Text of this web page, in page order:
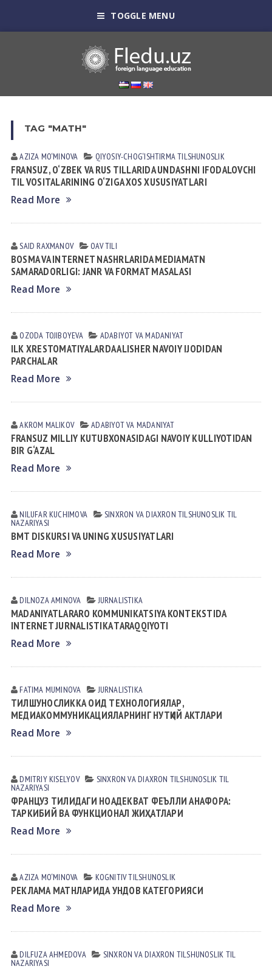
TOGGLE MENU
TAG "МАТН"
AZIZA MO‘MINOVA QIYOSIY-CHOG‘ISHTIRMA TILSHUNOSLIK
FRANSUZ, O‘ZBEK VA RUS TILLARIDA UNDASHNI IFODALOVCHI
TIL VOSITALARINING O‘ZIGA XOS XUSUSIYATLARI
Read More
SAID RAXMANOV OAV TILI
BOSMA VA INTERNET NASHRLARIDA MEDIAMATN
SAMARADORLIGI: JANR VA FORMAT MASALASI
Read More
OZODA TOJIBOYEVA АDАBIYOT VА MАDАNIYAT
ILK XRESTOMATIYALARDA ALISHER NAVOIY IJODIDAN
PARCHALAR
Read More
AKROM MALIKOV АDАBIYOT VА MАDАNIYAT
FRANSUZ MILLIY KUTUBXONASIDAGI NAVOIY KULLIYOTIDAN
BIR G‘AZAL
Read More
NILUFAR KUCHIMOVA SINXRON VА DIАXRON TILSHUNOSLIK TIL
NАZАRIYASI
BMT DISKURSI VA UNING XUSUSIYATLARI
Read More
DILNOZA АMINOVА JURNALISTIKA
MADANIYATLARARO KOMMUNIKATSIYA KONTEKSTIDA
INTERNET JURNALISTIKA TARAQQIYOTI
Read More
FATIMA MUMINOVА JURNALISTIKA
ТИЛШУНОСЛИККА ОИД ТЕХНОЛОГИЯЛАР,
МЕДИАКОММУНИКАЦИЯЛАРНИНГ НУТҚИЙ АКТЛАРИ
Read More
DMITRIY KISELYOV SINXRON VА DIАXRON TILSHUNOSLIK TIL
NАZАRIYASI
ФРАНЦУЗ ТИЛИДАГИ НОАДЕКВАТ ФЕЪЛЛИ АНАФОРА:
ТАРКИБИЙ ВА ФУНКЦИОНАЛ ЖИҲАТЛАРИ
Read More
AZIZA MO‘MINOVA KOGNITIV TILSHUNOSLIK
РЕКЛАМА МАТНЛАРИДА УНДОВ КАТЕГОРИЯСИ
Read More
DILFUZA АHMEDOVА SINXRON VА DIАXRON TILSHUNOSLIK TIL
NАZАRIYASI